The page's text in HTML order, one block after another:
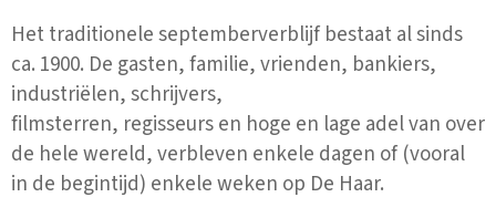
Het traditionele septemberverblijf bestaat al sinds
ca. 1900. De gasten, familie, vrienden, bankiers,
industriëlen, schrijvers,
filmsterren, regisseurs en hoge en lage adel van over
de hele wereld, verbleven enkele dagen of (vooral
in de begintijd) enkele weken op De Haar.